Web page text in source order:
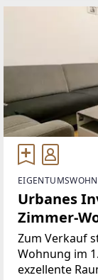
Urbanes
Zimmer-
Bestlage
Zum Verkauf
Wohnung im
exzellente